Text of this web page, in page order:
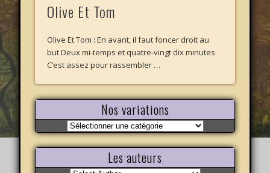
Olive Et Tom
Olive Et Tom : En avant, il faut foncer droit au
but Deux mi-temps et quatre-vingt dix minutes
C’est assez pour rassembler …
Nos variations
Nos
variations
Les auteurs